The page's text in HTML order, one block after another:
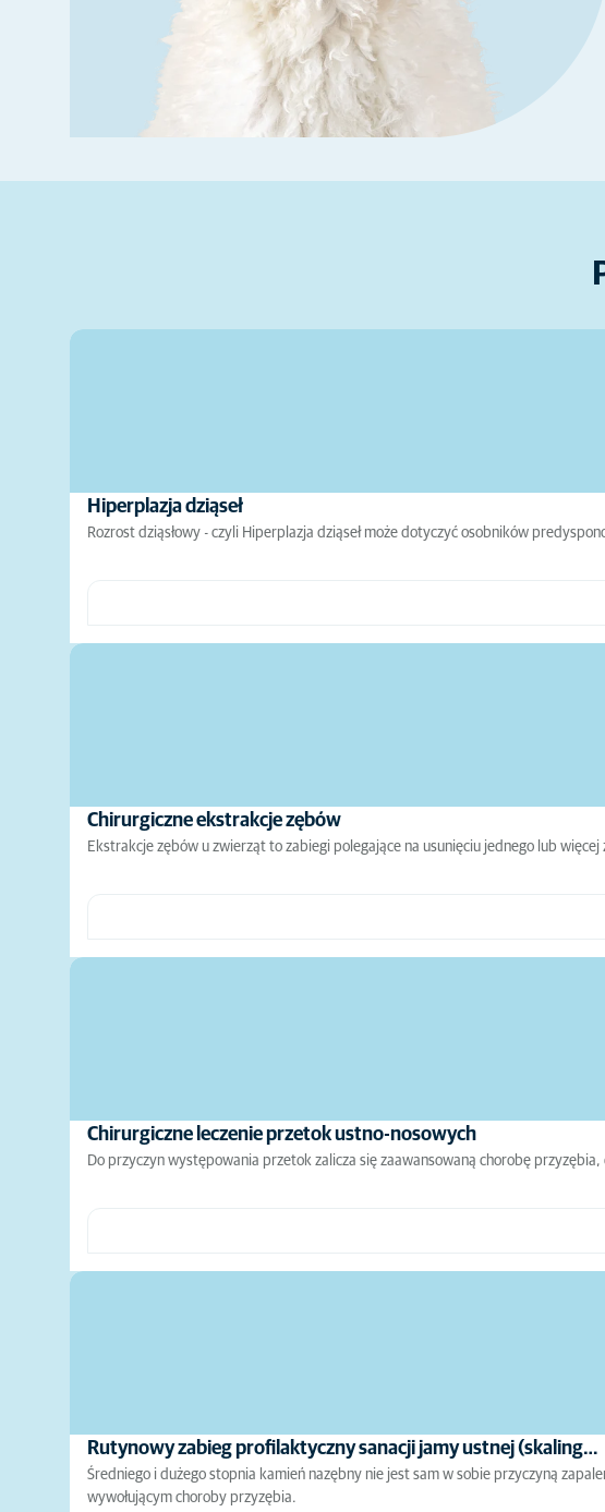
Hiperplazja dziąseł
Rozrost dziąsłowy - czyli Hiperplazja dziąseł może dotyczyć osobników
Chirurgiczne ekstrakcje zębów
Ekstrakcje zębów u zwierząt to zabiegi polegające na usunięciu jednego lub więcej
Chirurgiczne leczenie przetok ustno-nosowych
Do przyczyn występowania przetok zalicza się zaawansowaną chorobę
Rutynowy zabieg profilaktyczny sanacji jamy ustnej (skaling…
Średniego i dużego stopnia kamień nazębny nie jest sam w sobie przyczyną
wywołującym choroby przyzębia.